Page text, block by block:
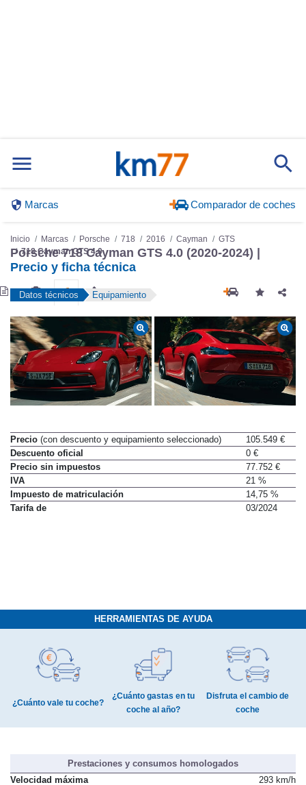
Porsche 718 Cayman GTS 4.0 (2020-2024) |
Precio y ficha técnica
Precio(con descuento y equipamiento seleccionado)
105.549 €
Descuento oficial
0 €
Precio sin impuestos
77.752 €
IVA
21 %
Impuesto de matriculación
14,75 %
HERRAMIENTAS DE AYUDA
¿Cuánto gastas en tu
Disfruta el cambio de
Prestaciones y consumos homologados